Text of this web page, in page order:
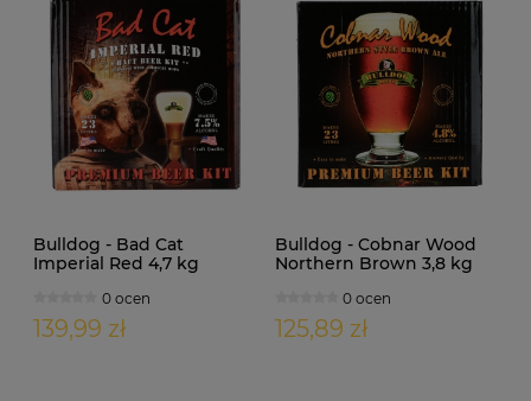
Bulldog - Bad Cat
Imperial Red 4,7 kg
0 ocen
139,99 zł
Bulldog - Cobnar Wood
Northern Brown 3,8 kg
0 ocen
125,89 zł